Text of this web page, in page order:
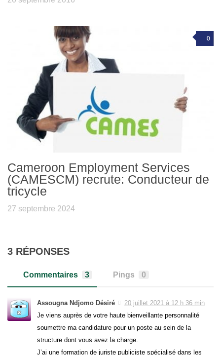
0
Cameroon Employment Services
(CAMESCM) recrute: Conducteur de
tricycle
27 septembre 2024
3 RÉPONSES
Commentaires 3 Pings 0
Assougna Ndjomo Désiré
20 juillet 2021 à 12 h 36 min
Je viens auprès de votre haute bienveillante personnalité
soumettre ma candidature pour un poste au sein de la
structure dont vous avez la charge.
J’ai une formation de juriste publiciste spécialisé dans les